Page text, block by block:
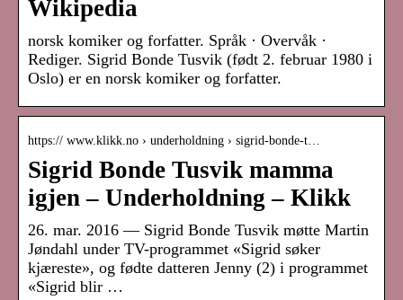
Wikipedia
norsk komiker og forfatter. Språk · Overvåk ·
Rediger. Sigrid Bonde Tusvik (født 2. februar 1980 i
Oslo) er en norsk komiker og forfatter.
https:// www.klikk.no › underholdning › sigrid-bonde-t…
Sigrid Bonde Tusvik mamma
igjen – Underholdning – Klikk
26. mar. 2016 — Sigrid Bonde Tusvik møtte Martin
Jøndahl under TV-programmet «Sigrid søker
kjæreste», og fødte datteren Jenny (2) i programmet
«Sigrid blir …